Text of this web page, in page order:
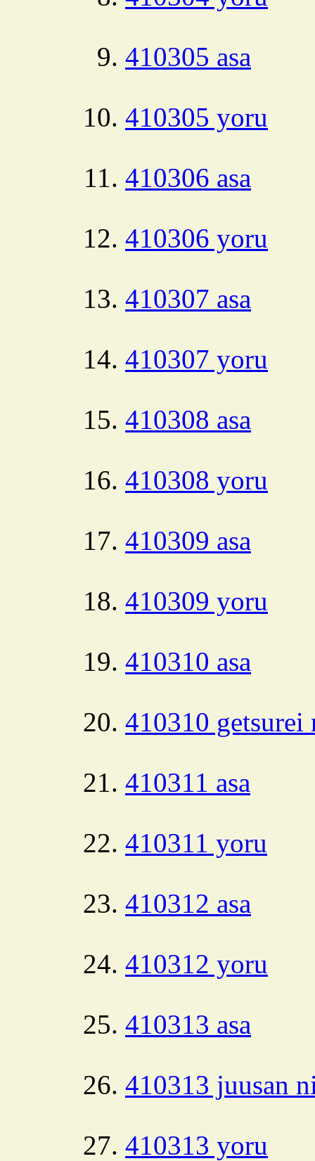
410305 asa
410305 yoru
410306 asa
410306 yoru
410307 asa
410307 yoru
410308 asa
410308 yoru
410309 asa
410309 yoru
410310 asa
410310 getsurei
410311 asa
410311 yoru
410312 asa
410312 yoru
410313 asa
410313 juusan
410313 yoru